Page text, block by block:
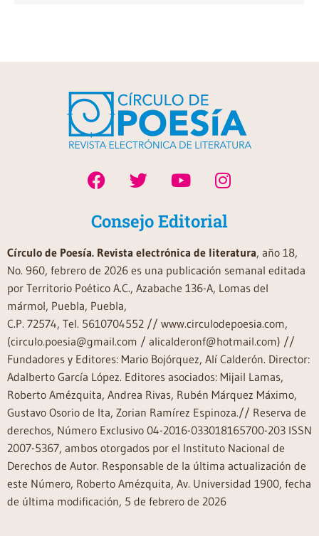
Consejo Editorial
Círculo de Poesía. Revista electrónica de literatura, año 18,
No. 960, febrero de 2026 es una publicación semanal editada
por Territorio Poético A.C., Azabache 136-A, Lomas del
mármol, Puebla, Puebla,
C.P. 72574, Tel. 5610704552 // www.circulodepoesia.com,
(circulo.poesia@gmail.com / alicalderonf@hotmail.com) //
Fundadores y Editores: Mario Bojórquez, Alí Calderón. Director:
Adalberto García López. Editores asociados: Mijail Lamas,
Roberto Amézquita, Andrea Rivas, Rubén Márquez Máximo,
Gustavo Osorio de Ita, Zorian Ramírez Espinoza.// Reserva de
derechos, Número Exclusivo 04-2016-033018165700-203 ISSN
2007-5367, ambos otorgados por el Instituto Nacional de
Derechos de Autor. Responsable de la última actualización de
este Número, Roberto Amézquita, Av. Universidad 1900, fecha
de última modificación, 5 de febrero de 2026